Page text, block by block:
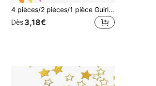
4 pièces/2 pièces/1 pièce Guirlandes de drapeaux arc-en-ciel vibrants,Drapeaux en tissu feutre multicolores,Pour les fêtes d'anniversaire, les mariages, les cérémonies de remise de diplômes, les célébrations, les décorations d'événements,Bannières en tissu feutre,Décoration de fête arc-en-ciel,Drapeaux triangulaires en ruban coloré,Décoration de célébration d'anniversaire,Réunion à la maison
Dès3,18€